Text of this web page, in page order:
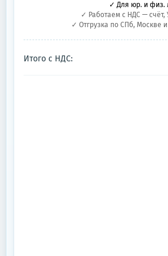
✓ Для юр. и физ.
✓ Работаем с НДС — счёт,
✓ Отгрузка по СПб, Москве
Итого с НДС: